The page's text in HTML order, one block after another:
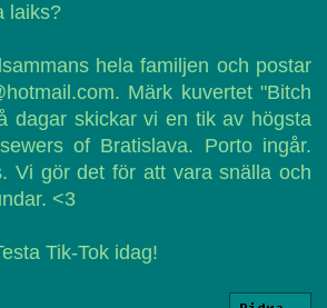
laiks?
hela familjen och postar
Märk kuvertet "Bitch
dagar skickar vi en tik av högsta
of Bratislava. Porto ingår.
Vi gör det för att vara snälla och
<3
Tik-Tok idag!